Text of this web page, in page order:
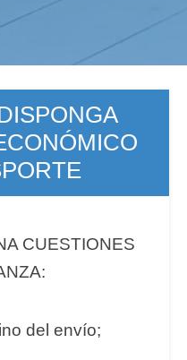
CUESTIONES
del envío;